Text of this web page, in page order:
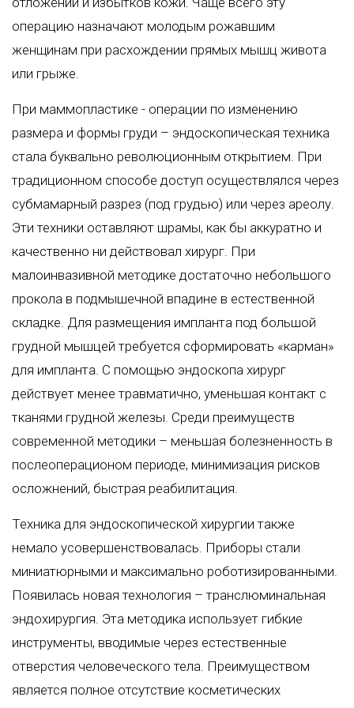
операцию назначают молодым рожавшим
женщинам при расхождении прямых мышц живота
или грыже.
При маммопластике - операции по изменению
размера и формы груди – эндоскопическая техника
стала буквально революционным открытием. При
традиционном способе доступ осуществлялся через
субмамарный разрез (под грудью) или через ареолу.
Эти техники оставляют шрамы, как бы аккуратно и
качественно ни действовал хирург. При
малоинвазивной методике достаточно небольшого
прокола в подмышечной впадине в естественной
складке. Для размещения импланта под большой
грудной мышцей требуется сформировать «карман»
для импланта. С помощью эндоскопа хирург
действует менее травматично, уменьшая контакт с
тканями грудной железы. Среди преимуществ
современной методики – меньшая болезненность в
послеоперационом периоде, минимизация рисков
осложнений, быстрая реабилитация.
Техника для эндоскопической хирургии также
немало усовершенствовалась. Приборы стали
миниатюрными и максимально роботизированными.
Появилась новая технология – транслюминальная
эндохирургия. Эта методика использует гибкие
инструменты, вводимые через естественные
отверстия человеческого тела. Преимуществом
является полное отсутствие косметических